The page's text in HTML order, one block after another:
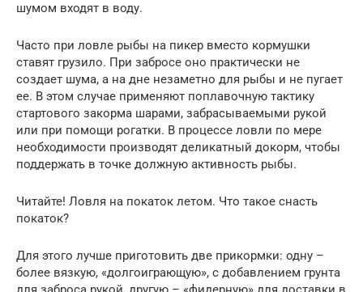
шумом входят в воду.
Часто при ловле рыбы на пикер вместо кормушки
ставят грузило. При забросе оно практически не
создает шума, а на дне незаметно для рыбы и не пугает
ее. В этом случае применяют поплавочную тактику
стартового закорма шарами, забрасываемыми рукой
или при помощи рогатки. В процессе ловли по мере
необходимости производят деликатный докорм, чтобы
поддержать в точке должную активность рыбы.
Читайте! Ловля на покаток летом. Что такое снасть
покаток?
Для этого лучше приготовить две прикормки: одну –
более вязкую, «долгоиграющую», с добавлением грунта